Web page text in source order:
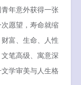
年意外获得一张
愿望，寿命就缩
富、生命、人性
笔高级、寓意深
学审美与人生格